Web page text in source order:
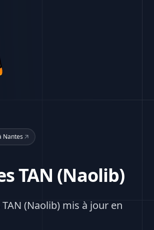
Nantes
TAN (Naolib)
(Naolib) mis à jour en